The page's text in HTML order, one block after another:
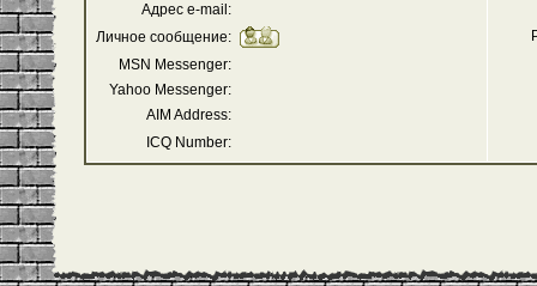
Адрес e-mail:
Личное сообщение:
MSN Messenger:
Yahoo Messenger:
AIM Address:
ICQ Number: